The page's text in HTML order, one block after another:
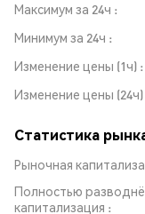
Максимум за 24ч
Минимум за 24ч
Изменение цены (1ч)
Изменение цены (24ч)
Статистика
Рыночная
Полностью
капитализация